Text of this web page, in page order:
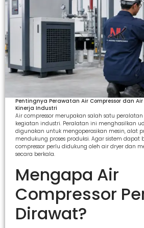
Pentingnya Perawatan Air Compressor dan
Kinerja Industri
Air compressor merupakan salah satu
kegiatan industri. Peralatan ini menghasilkan
digunakan untuk mengoperasikan mesin, alat
mendukung proses produksi. Agar sistem dapat
compressor perlu didukung oleh air dryer dan
secara berkala.
Mengapa Air
Compressor
Dirawat?